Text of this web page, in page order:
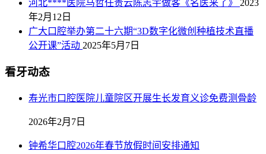
河北****医院马哲任贵云陈志宇做客《名医来了》 2023
年2月12日
广大口腔举办第二十六期“3D数字化微创种植技术直播
公开课”活动 2025年5月7日
看牙动态
寿光市口腔医院儿童院区开展生长发育义诊免费测骨龄
2026年2月7日
钟希华口腔2026年春节放假时间安排通知